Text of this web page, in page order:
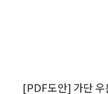
[PDF도안] 가단 우